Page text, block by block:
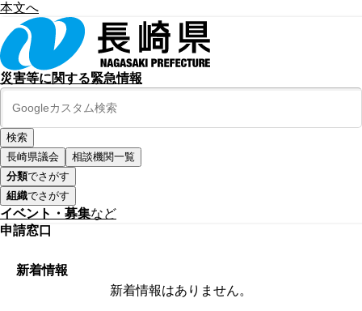
本文へ
災害等に関する緊急情報
長崎県議会
相談機関一覧
分類でさがす
組織でさがす
イベント・募集など
申請窓口
新着情報
新着情報はありません。